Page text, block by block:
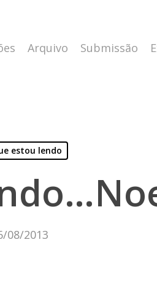
Arquivo Submissão
estou lendo
08/2013